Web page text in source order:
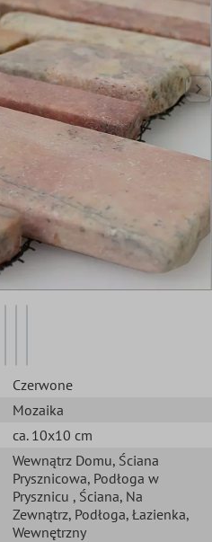
Czerwone
Mozaika
ca. 10x10 cm
Wewnątrz Domu, Ściana
Prysznicowa, Podłoga w
Prysznicu , Ściana, Na
Zewnątrz, Podłoga, Łazienka,
Wewnętrzny